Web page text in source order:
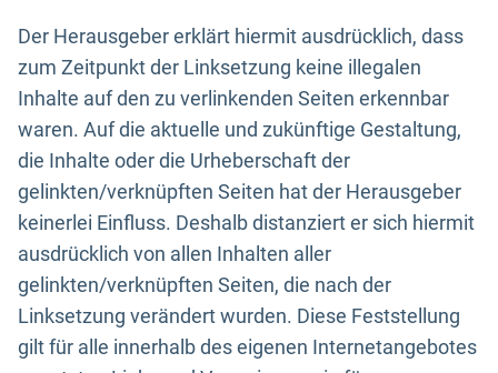
Der Herausgeber erklärt hiermit ausdrücklich, dass
zum Zeitpunkt der Linksetzung keine illegalen
Inhalte auf den zu verlinkenden Seiten erkennbar
waren. Auf die aktuelle und zukünftige Gestaltung,
die Inhalte oder die Urheberschaft der
gelinkten/verknüpften Seiten hat der Herausgeber
keinerlei Einfluss. Deshalb distanziert er sich hiermit
ausdrücklich von allen Inhalten aller
gelinkten/verknüpften Seiten, die nach der
Linksetzung verändert wurden. Diese Feststellung
gilt für alle innerhalb des eigenen Internetangebotes